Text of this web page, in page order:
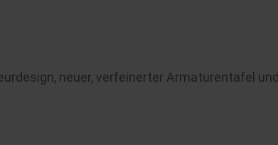
neuer, verfeinerter Armaturentafel und